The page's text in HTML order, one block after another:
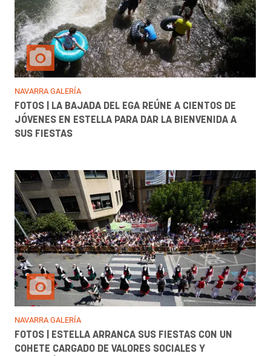
NAVARRA GALERÍA
FOTOS | LA BAJADA DEL EGA REÚNE A CIENTOS DE
JÓVENES EN ESTELLA PARA DAR LA BIENVENIDA A
SUS FIESTAS
NAVARRA GALERÍA
FOTOS | ESTELLA ARRANCA SUS FIESTAS CON UN
COHETE CARGADO DE VALORES SOCIALES Y